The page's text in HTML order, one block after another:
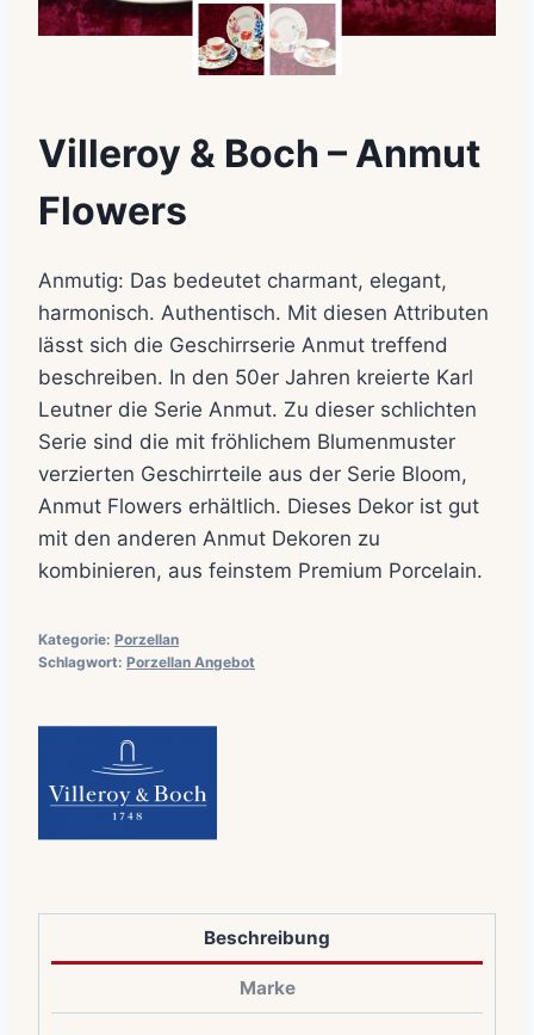
Villeroy & Boch – Anmut
Flowers
Anmutig: Das bedeutet charmant, elegant,
harmonisch. Authentisch. Mit diesen Attributen
lässt sich die Geschirrserie Anmut treffend
beschreiben. In den 50er Jahren kreierte Karl
Leutner die Serie Anmut. Zu dieser schlichten
Serie sind die mit fröhlichem Blumenmuster
verzierten Geschirrteile aus der Serie Bloom,
Anmut Flowers erhältlich. Dieses Dekor ist gut
mit den anderen Anmut Dekoren zu
kombinieren, aus feinstem Premium Porcelain.
Kategorie: Porzellan
Schlagwort: Porzellan Angebot
Beschreibung
Marke